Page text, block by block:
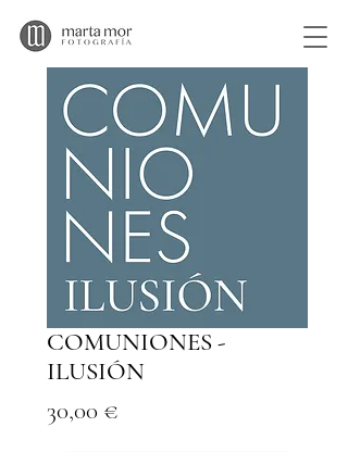
COMUNIONES -
ILUSIÓN
30,00 €